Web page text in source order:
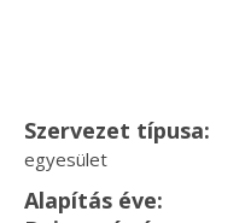
Szervezet típusa:
egyesület
Alapítás éve: